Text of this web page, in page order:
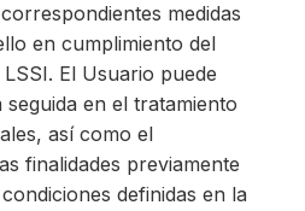
medidas
en cumplimiento del
LSSI. El Usuario puede
en el tratamiento
así como el
finalidades previamente
definidas en la